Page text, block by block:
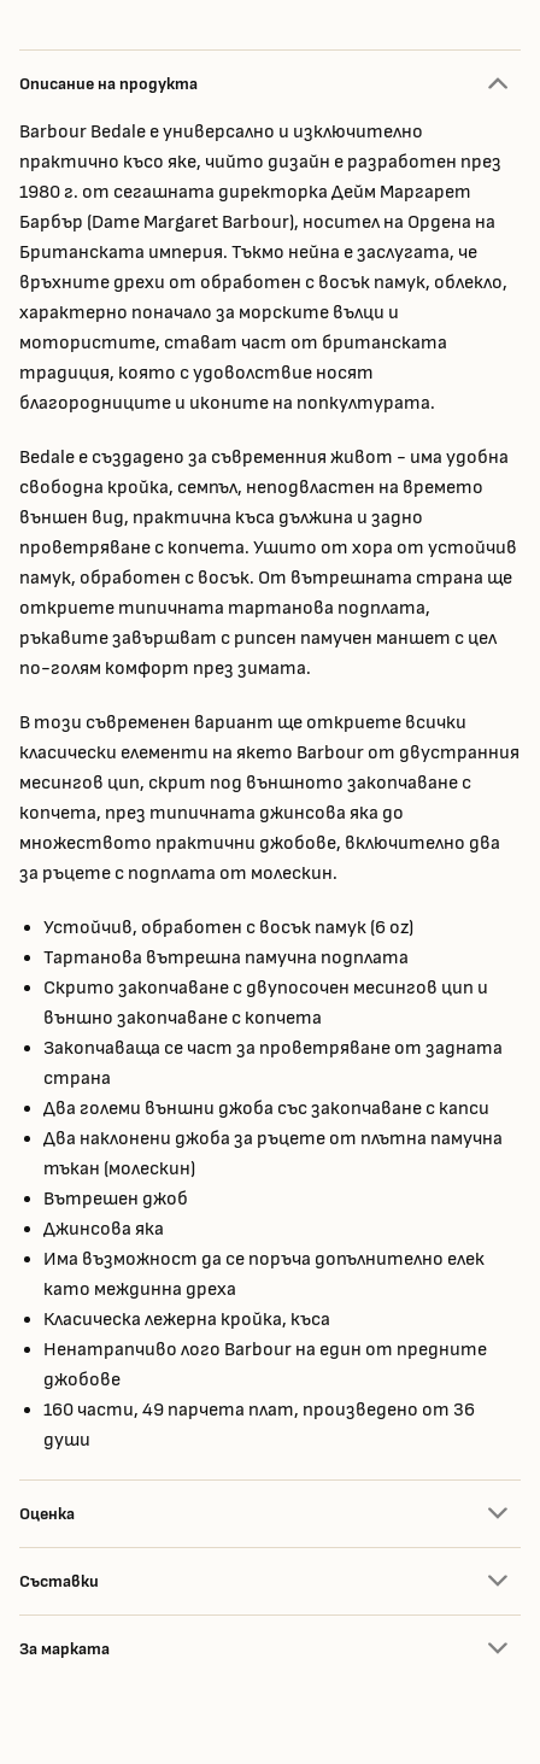
Описание на продукта
Barbour Bedale е универсално и изключително
практично късо яке, чийто дизайн е разработен през
1980 г. от сегашната директорка Дейм Маргарет
Барбър (Dame Margaret Barbour), носител на Ордена на
Британската империя. Тъкмо нейна е заслугата, че
връхните дрехи от обработен с восък памук, облекло,
характерно поначало за морските вълци и
мотористите, стават част от британската
традиция, която с удоволствие носят
благородниците и иконите на попкултурата.
Bedale е създадено за съвременния живот - има удобна
свободна кройка, семпъл, неподвластен на времето
външен вид, практична къса дължина и задно
проветряване с копчета. Ушито от хора от устойчив
памук, обработен с восък. От вътрешната страна ще
откриете типичната тартанова подплата,
ръкавите завършват с рипсен памучен маншет с цел
по-голям комфорт през зимата.
В този съвременен вариант ще откриете всички
класически елементи на якето Barbour от двустранния
месингов цип, скрит под външното закопчаване с
копчета, през типичната джинсова яка до
множеството практични джобове, включително два
за ръцете с подплата от молескин.
Устойчив, обработен с восък памук (6 oz)
Тартанова вътрешна памучна подплата
Скрито закопчаване с двупосочен месингов цип и
външно закопчаване с копчета
Закопчаваща се част за проветряване от задната
страна
Два големи външни джоба със закопчаване с капси
Два наклонени джоба за ръцете от плътна памучна
тъкан (молескин)
Вътрешен джоб
Джинсова яка
Има възможност да се поръча допълнително елек
като междинна дреха
Класическа лежерна кройка, къса
Ненатрапчиво лого Barbour на един от предните
джобове
160 части, 49 парчета плат, произведено от 36
души
Оценка
Съставки
За марката